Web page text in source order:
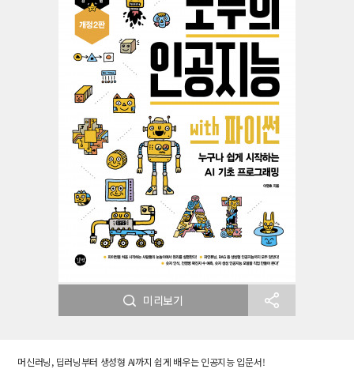
미리보기
머신러닝, 딥러닝부터 생성형 AI까지 쉽게 배우는 인공지능 입문서!